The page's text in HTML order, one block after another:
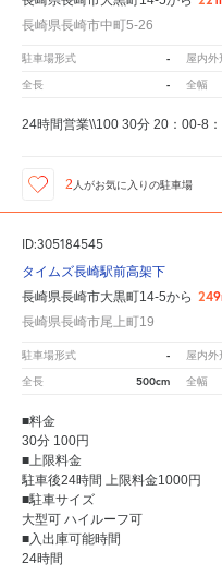
長崎県長崎市中町5-26
駐車場形式 - 屋内外
全長 - 全幅
24時間営業\\100 30分 20：00-8
2 人がお気に入りの駐車場
ID:305184545
タイムズ長崎駅前高架下
長崎県長崎市大黒町14-5から
長崎県長崎市尾上町19
駐車場形式 - 屋内外
全長 500cm 全幅
■料金
30分 100円
■上限料金
駐車後24時間 上限料金1000円
■駐車サイズ
大型可 ハイルーフ可
■入出庫可能時間
24時間